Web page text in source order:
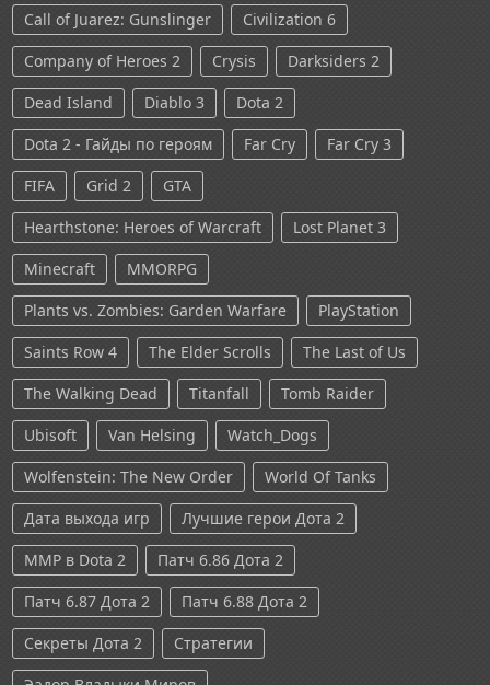
Call of Juarez: Gunslinger
Civilization 6
Company of Heroes 2
Crysis
Darksiders 2
Dead Island
Diablo 3
Dota 2
Dota 2 - Гайды по героям
Far Cry
Far Cry 3
FIFA
Grid 2
GTA
Hearthstone: Heroes of Warcraft
Lost Planet 3
Minecraft
MMORPG
Plants vs. Zombies: Garden Warfare
PlayStation
Saints Row 4
The Elder Scrolls
The Last of Us
The Walking Dead
Titanfall
Tomb Raider
Ubisoft
Van Helsing
Watch_Dogs
Wolfenstein: The New Order
World Of Tanks
Дата выхода игр
Лучшие герои Дота 2
ММР в Dota 2
Патч 6.86 Дота 2
Патч 6.87 Дота 2
Патч 6.88 Дота 2
Секреты Дота 2
Стратегии